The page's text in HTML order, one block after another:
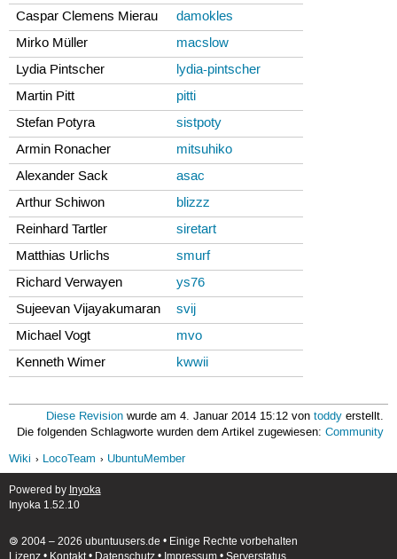
Caspar Clemens Mierau
damokles
Mirko Müller
macslow
Lydia Pintscher
lydia-pintscher
Martin Pitt
pitti
Stefan Potyra
sistpoty
Armin Ronacher
mitsuhiko
Alexander Sack
asac
Arthur Schiwon
blizzz
Reinhard Tartler
siretart
Matthias Urlichs
smurf
Richard Verwayen
ys76
Sujeevan Vijayakumaran
svij
Michael Vogt
mvo
Kenneth Wimer
kwwii
Diese Revision wurde am 4. Januar 2014 15:12 vontoddy erstellt.
Die folgenden Schlagworte wurden dem Artikel zugewiesen:Community
Wiki
LocoTeam UbuntuMember
Powered by Inyoka
Inyoka 1.52.10
🄯 2004 – 2026 ubuntuusers.de • Einige Rechte vorbehalten